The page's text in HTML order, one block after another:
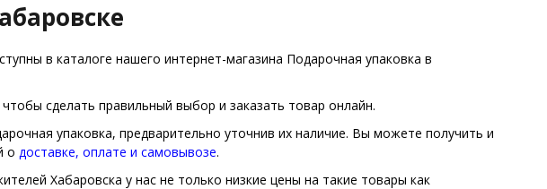
в каталоге нашего интернет-магазина Подарочная упаковка в
сделать правильный выбор и заказать товар онлайн.
упаковка, предварительно уточнив их наличие. Вы можете получить и
о доставке, оплате и самовывозе.
Хабаровска у нас не только низкие цены на такие товары как